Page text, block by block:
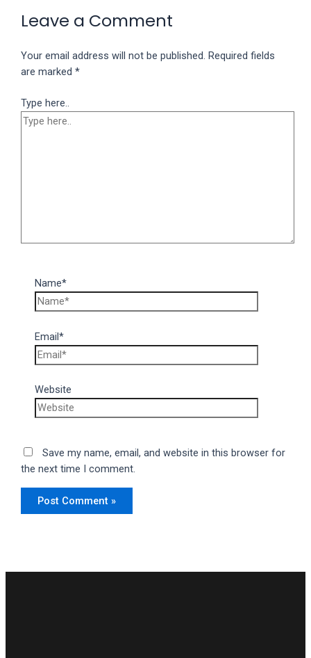
videos
their
corresponding
Leave a Comment
Your email address will not be published. Required fields
are marked*
Type here..
Name*
Email*
Website
Save my name, email, and website in this browser for
the next time I comment.